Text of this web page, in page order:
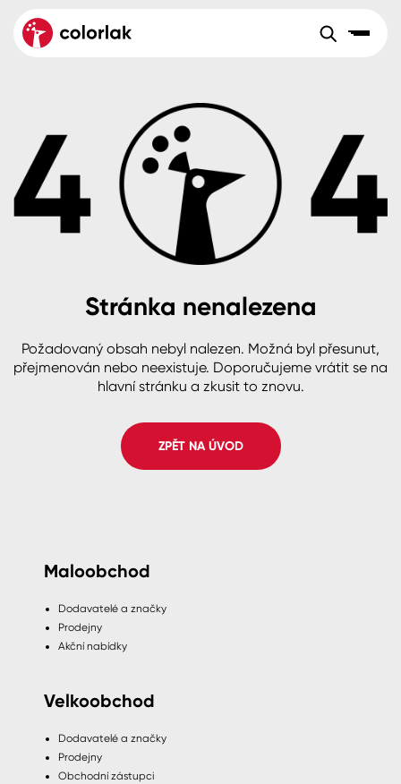
Velkoobchod Sortiment
Aktuality
Reference
O společnosti
B2B +420 800 145 555Po – Pá: 8:00–15:00
Česko
Slovensko Polsko Worldwide
Dřevo
Beton, asfalt, minerální podklady
Plast, sklo, keramika
Stěny
Fasády
Spreje
Colorlak Dekor
Colorlak Profi
Colorlak Pta
Stránka nenalezena
Požadovaný obsah nebyl nalezen. Možná byl přesunut,
přejmenován nebo neexistuje. Doporučujeme vrátit se na
hlavní stránku a zkusit to znovu.
ZPĚT NA ÚVOD
Maloobchod
Dodavatelé a značky
Prodejny
Akční nabídky
Velkoobchod
Dodavatelé a značky
Prodejny
Obchodní zástupci